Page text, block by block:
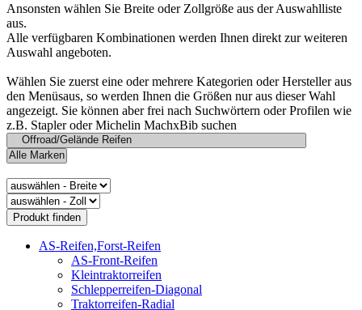
Ansonsten wählen Sie Breite oder Zollgröße aus der Auswahlliste
aus.
Alle verfügbaren Kombinationen werden Ihnen direkt zur weiteren
Auswahl angeboten.
Wählen Sie zuerst eine oder mehrere Kategorien oder Hersteller aus
den Menüsaus, so werden Ihnen die Größen nur aus dieser Wahl
angezeigt. Sie können aber frei nach Suchwörtern oder Profilen wie
z.B. Stapler oder Michelin MachxBib suchen
AS-Reifen,Forst-Reifen
AS-Front-Reifen
Kleintraktorreifen
Schlepperreifen-Diagonal
Traktorreifen-Radial